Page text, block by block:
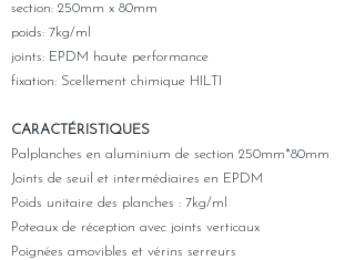
section: 250mm x 80mm
poids: 7kg/ml
joints: EPDM haute performance
fixation: Scellement chimique HILTI
CARACTÉRISTIQUES
Palplanches en aluminium de section 250mm*80mm
Joints de seuil et intermédiaires en EPDM
Poids unitaire des planches : 7kg/ml
Poteaux de réception avec joints verticaux
Poignées amovibles et vérins serreurs